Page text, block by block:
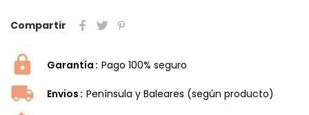
Compartir
Garantía Pago 100% seguro
Envios Península y Baleares (según producto)